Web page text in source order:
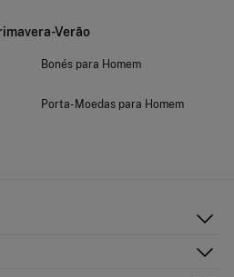
Verão
Bonés para Homem
Porta-Moedas para Homem